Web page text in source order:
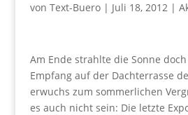
von Text-Buero| Juli 18, 2012|
Am Ende strahlte die Sonne
Empfang auf der Dachterrasse
erwuchs zum sommerlichen
es auch nicht sein: Die letzte